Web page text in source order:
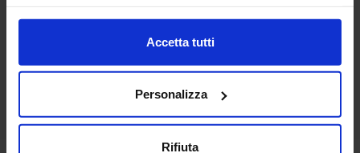
Accetta tutti
Personalizza
Rifiuta